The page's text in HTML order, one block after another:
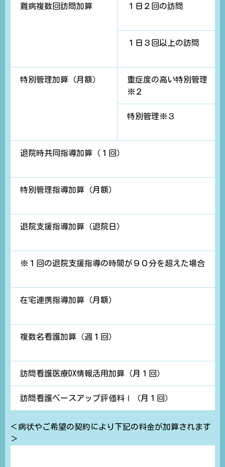
難病複数回訪問加算 １日２回の訪問
１日３回以上の訪問
特別管理加算（月額）
重症度の高い特別管理
※２
特別管理※３
退院時共同指導加算（１回）
特別管理指導加算（月額）
退院支援指導加算（退院日）
※１回の退院支援指導の時間が９０分を超えた場合
在宅連携指導加算（月額）
複数名看護加算（週１回）
訪問看護医療DX情報活用加算（月１回）
訪問看護ベースアップ評価料Ⅰ（月１回）
＜病状やご希望の契約により下記の料金が加算されます
＞